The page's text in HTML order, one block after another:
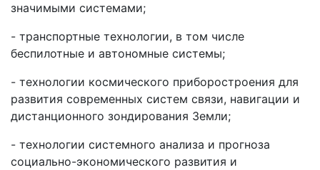
значимыми системами;
- транспортные технологии, в том числе
беспилотные и автономные системы;
- технологии космического приборостроения для
развития современных систем связи, навигации и
дистанционного зондирования Земли;
- технологии системного анализа и прогноза
социально-экономического развития и